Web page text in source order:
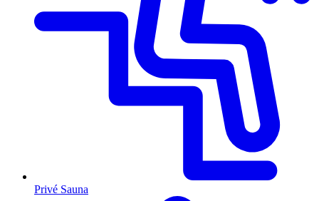
Privé Sauna